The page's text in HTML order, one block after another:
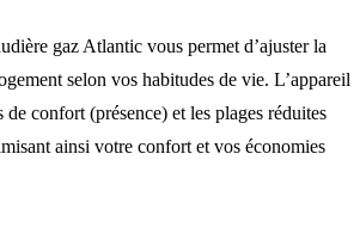
gaz Atlantic vous permet d’ajuster la
selon vos habitudes de vie. L’appareil
de confort (présence) et les plages réduites
ainsi votre confort et vos économies